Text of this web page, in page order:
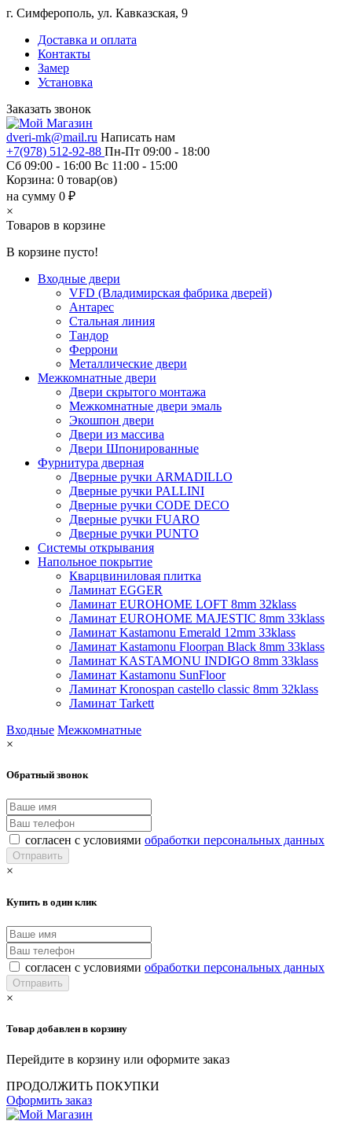
г. Симферополь, ул. Кавказская, 9
Доставка и оплата
Контакты
Замер
Установка
Заказать звонок
dveri-mk@mail.ru Написать нам
+7(978) 512-92-88 Пн-Пт 09:00 - 18:00
Сб 09:00 - 16:00 Вс 11:00 - 15:00
Корзина: 0 товар(ов)
на сумму 0 ₽
×
Товаров в корзине
В корзине пусто!
Входные двери
VFD (Владимирская фабрика дверей)
Антарес
Стальная линия
Тандор
Феррони
Металлические двери
Межкомнатные двери
Двери скрытого монтажа
Межкомнатные двери эмаль
Экошпон двери
Двери из массива
Двери Шпонированные
Фурнитура дверная
Дверные ручки ARMADILLO
Дверные ручки PALLINI
Дверные ручки CODE DECO
Дверные ручки FUARO
Дверные ручки PUNTO
Системы открывания
Напольное покрытие
Кварцвиниловая плитка
Ламинат EGGER
Ламинат EUROHOME LOFT 8mm 32klass
Ламинат EUROHOME MAJESTIC 8mm 33klass
Ламинат Kastamonu Emerald 12mm 33klass
Ламинат Kastamonu Floorpan Black 8mm 33klass
Ламинат KASTAMONU INDIGO 8mm 33klass
Ламинат Kastamonu SunFloor
Ламинат Kronospan castello classic 8mm 32klass
Ламинат Tarkett
Входные Межкомнатные
×
Обратный звонок
согласен с условиями обработки персональных данных
×
Купить в один клик
согласен с условиями обработки персональных данных
×
Товар добавлен в корзину
Перейдите в корзину или оформите заказ
ПРОДОЛЖИТЬ ПОКУПКИ
Оформить заказ